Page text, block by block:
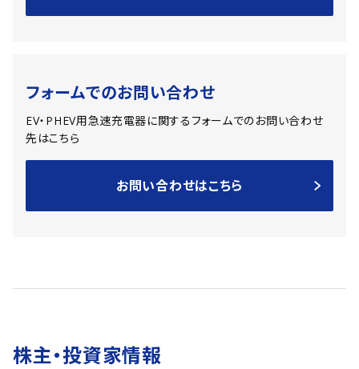
フォームでのお問い合わせ
EV・PHEV用急速充電器に関するフォームでのお問い合わせ
先はこちら
お問い合わせはこちら
株主・投資家情報